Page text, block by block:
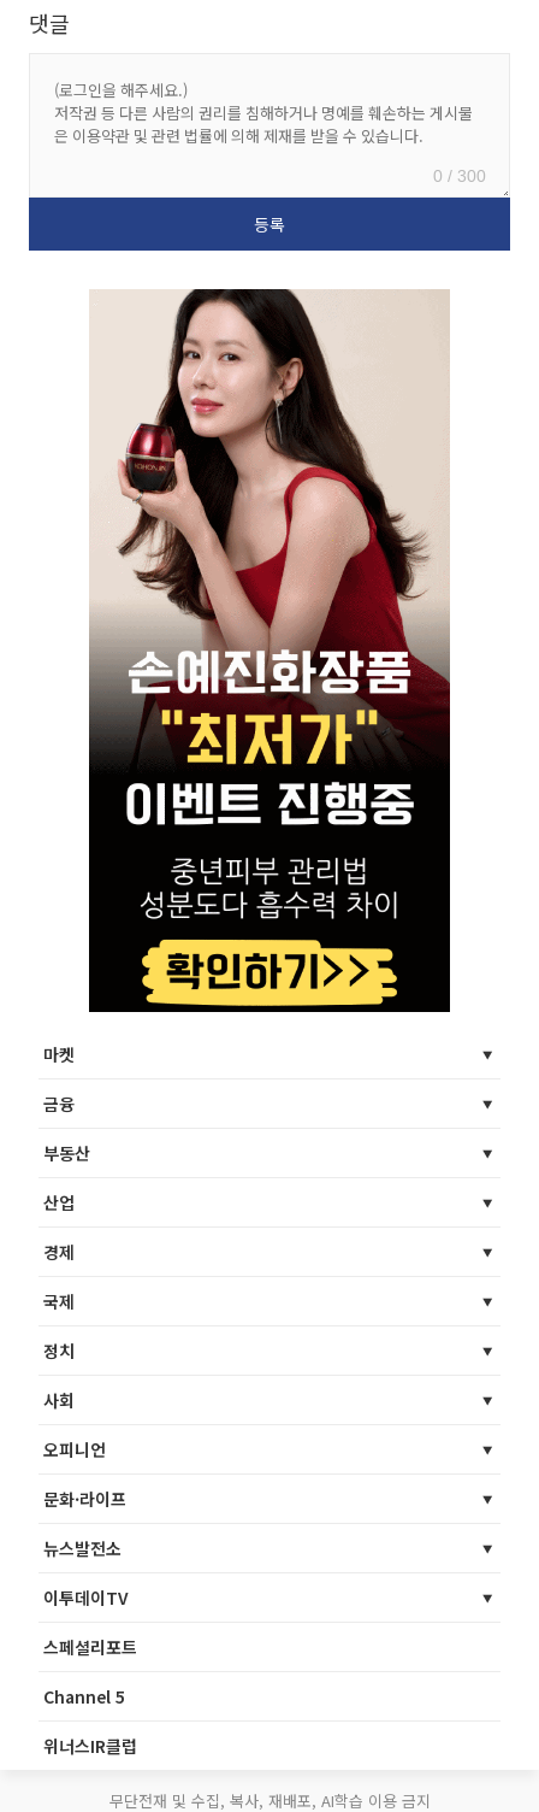
댓글
0 / 300
마켓
금융
부동산
산업
경제
국제
정치
사회
오피니언
문화·라이프
뉴스발전소
이투데이TV
스페셜리포트
Channel 5
위너스IR클럽
무단전재 및 수집, 복사, 재배포, AI학습 이용 금지